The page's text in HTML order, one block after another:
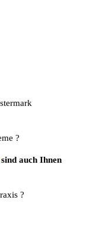
?
sind auch Ihnen
?